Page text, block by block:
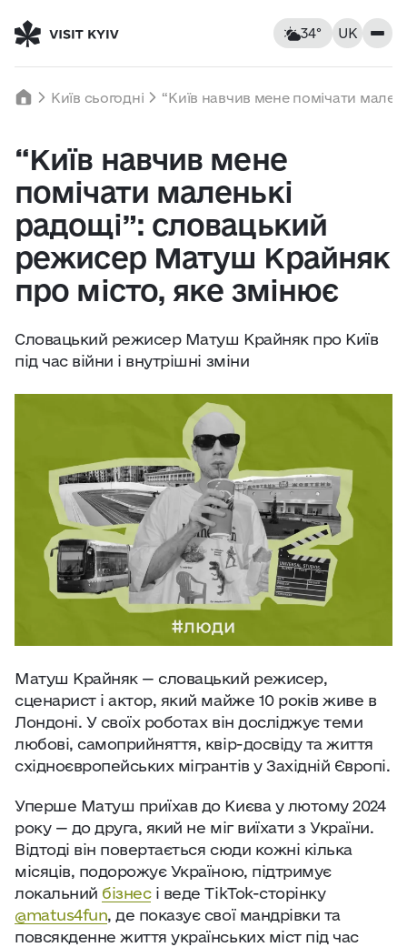
34° UK
Про нас
Співпраця
Київ сьогодні
Найкращі готелі, ресторани та визначні
місця Києва
Заклади
Помешкання
Пам’ятки
Екскурсії та маршрути
34
Відчувається як: 36°C
Вітер: 6 км/год
Вологість: 40%
Пт7
21° — 34°
Сб8
17° — 20° 13° —
openweathermap.org
Київ сьогодні “Київ навчив мене помічати
“Київ навчив мене
помічати маленькі
радощі”: словацький
режисер Матуш Крайняк
про місто, яке змінює
Словацький режисер Матуш Крайняк про Київ
під час війни і внутрішні зміни
Матуш Крайняк — словацький режисер,
сценарист і актор, який майже 10 років живе в
Лондоні. У своїх роботах він досліджує теми
любові, самоприйняття, квір-досвіду та життя
східноєвропейських мігрантів у Західній Європі.
Уперше Матуш приїхав до Києва у лютому 2024
року — до друга, який не міг виїхати з України.
Відтоді він повертається сюди кожні кілька
місяців, подорожує Україною, підтримує
локальний бізнесі веде TikTok-сторінку
@matus4fun, де показує свої мандрівки та
повсякденне життя українських міст під час